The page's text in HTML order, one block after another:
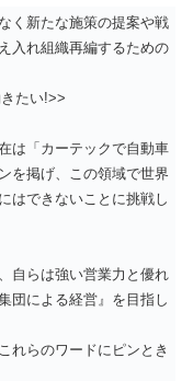
く新たな施策の提案や戦
入れ組織再編するための
たい!>>
は「カーテックで自動車
を掲げ、この領域で世界
はできないことに挑戦し
自らは強い営業力と優れ
団による経営』を目指し
れらのワードにピンとき